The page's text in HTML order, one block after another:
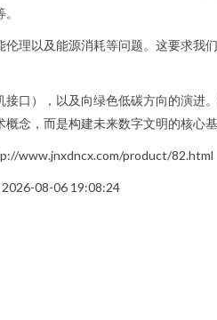
理以及能源消耗等问题。这要求我
口），以及向绿色低碳方向的演进
，而是构建未来数字文明的核心
www.jnxdncx.com/product/82.html
08-06 19:08:24